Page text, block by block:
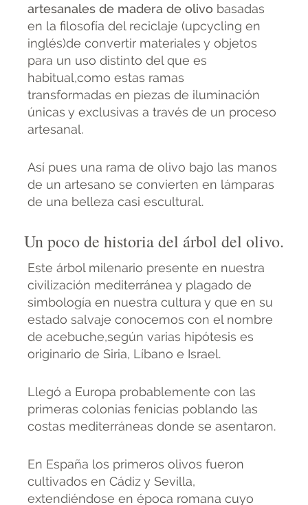
artesanales de madera de olivo basadas
en la filosofía del reciclaje (upcycling en
inglés)de convertir materiales y objetos
para un uso distinto del que es
habitual,como estas ramas
transformadas en piezas de iluminación
únicas y exclusivas a través de un proceso
artesanal.
Así pues una rama de olivo bajo las manos
de un artesano se convierten en lámparas
de una belleza casi escultural.
Un poco de historia del árbol del olivo.
Este árbol milenario presente en nuestra
civilización mediterránea y plagado de
simbología en nuestra cultura y que en su
estado salvaje conocemos con el nombre
de acebuche,según varias hipótesis es
originario de Siria, Líbano e Israel.
Llegó a Europa probablemente con las
primeras colonias fenicias poblando las
costas mediterráneas donde se asentaron.
En España los primeros olivos fueron
cultivados en Cádiz y Sevilla,
extendiéndose en época romana cuyo